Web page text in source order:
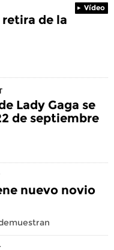
Vídeo
retira de la
Lady Gaga se
de septiembre
nuevo novio